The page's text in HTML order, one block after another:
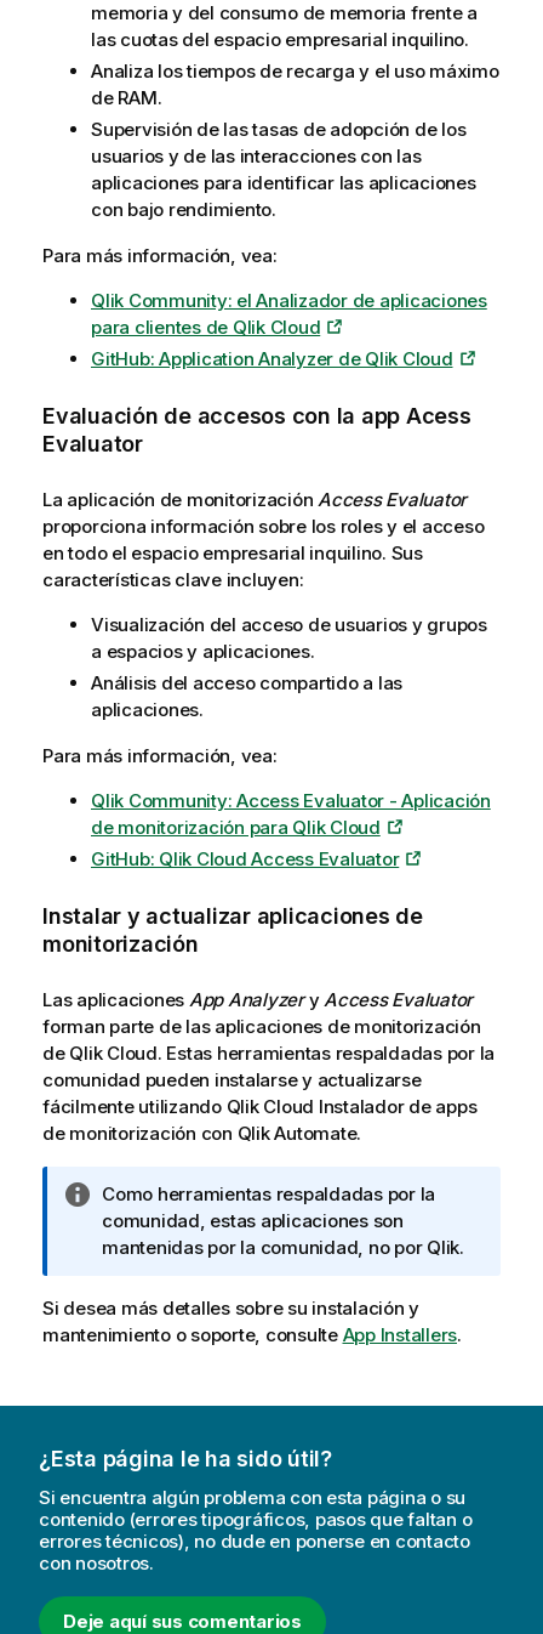
memoria y del consumo de memoria frente a
las cuotas del espacio empresarial inquilino.
Analiza los tiempos de recarga y el uso máximo
de RAM.
Supervisión de las tasas de adopción de los
usuarios y de las interacciones con las
aplicaciones para identificar las aplicaciones
con bajo rendimiento.
Para más información, vea:
Qlik Community: el Analizador de aplicaciones
para clientes de Qlik Cloud
GitHub: Application Analyzer de Qlik Cloud
Evaluación de accesos con la app Acess
Evaluator
La aplicación de monitorización Access Evaluator
proporciona información sobre los roles y el acceso
en todo el espacio empresarial inquilino. Sus
características clave incluyen:
Visualización del acceso de usuarios y grupos
a espacios y aplicaciones.
Análisis del acceso compartido a las
aplicaciones.
Para más información, vea:
Qlik Community: Access Evaluator - Aplicación
de monitorización para Qlik Cloud
GitHub: Qlik Cloud Access Evaluator
Instalar y actualizar aplicaciones de
monitorización
Las aplicaciones App AnalyzeryAccess Evaluator
forman parte de las aplicaciones de monitorización
de Qlik Cloud. Estas herramientas respaldadas por la
comunidad pueden instalarse y actualizarse
fácilmente utilizando Qlik Cloud Instalador de apps
de monitorización con Qlik Automate.
N
o
t
i
n
r
a
i
v
a
Como herramientas respaldadas por la
comunidad, estas aplicaciones son
mantenidas por la comunidad, no por Qlik.
Si desea más detalles sobre su instalación y
mantenimiento o soporte, consulte App Installers.
¿Esta página le ha sido útil?
Si encuentra algún problema con esta página o su
contenido (errores tipográficos, pasos que faltan o
errores técnicos), no dude en ponerse en contacto
con nosotros.
Deje aquí sus comentarios